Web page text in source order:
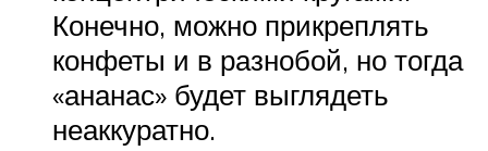
Конечно, можно прикреплять
конфеты и в разнобой, но тогда
«ананас» будет выглядеть
неаккуратно.